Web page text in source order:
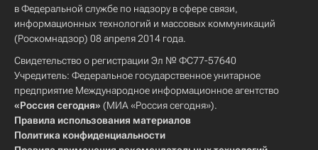
в Федеральной службе по надзору в сфере связи,
информационных технологий и массовых коммуникаций
(Роскомнадзор) 08 апреля 2014 года.
Свидетельство о регистрации Эл № ФС77-57640
Учредитель: Федеральное государственное унитарное
предприятие Международное информационное агентство
«Россия сегодня» (МИА «Россия сегодня»).
Правила использования материалов
Политика конфиденциальности